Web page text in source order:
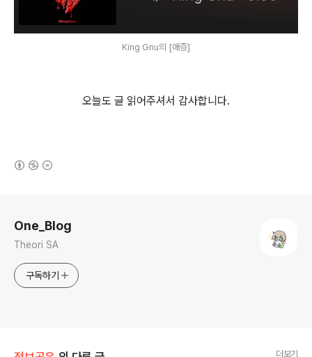
King Gnu의 [애증]
오늘도 글 읽어주셔서 감사합니다.
One_Blog
Theori SA
구독하기
더보기